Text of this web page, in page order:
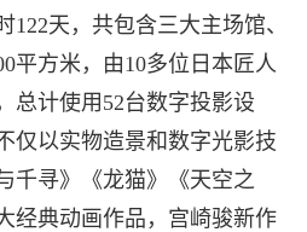
天，共包含三大主场馆、
平方米，由10多位日本匠人
总计使用52台数字投影设
仅以实物造景和数字光影技
千寻》《龙猫》《天空之
经典动画作品，宫崎骏新作